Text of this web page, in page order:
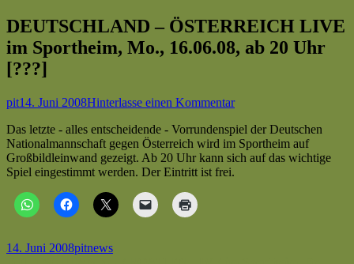
DEUTSCHLAND – ÖSTERREICH LIVE
im Sportheim, Mo., 16.06.08, ab 20 Uhr
[???]
Autor
pitVeröffentlicht
14. Juni 2008Hinterlasse einen Kommentarzu
–
ÖSTERREICH
LIVE
Das letzte - alles entscheidende - Vorrundenspiel der Deutschen
Nationalmannschaft gegen Österreich wird im Sportheim auf
Großbildleinwand gezeigt. Ab 20 Uhr kann sich auf das wichtige
Spiel eingestimmt werden. Der Eintritt ist frei.
Veröffentlicht
14. Juni 2008Autor
pitKategorien
news